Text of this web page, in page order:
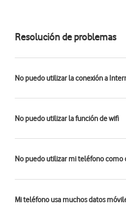
Resolución de problemas
No puedo utilizar la conexión a
No puedo utilizar la función de wifi
No puedo utilizar mi teléfono como
Mi teléfono usa muchos datos